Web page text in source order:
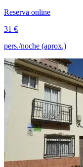
Reserva online
31 €
pers./noche (aprox.)